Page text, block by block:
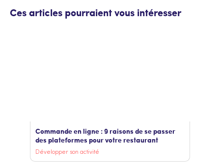
Ces articles pourraient vous intéresser
Commande en ligne : 9 raisons de se passer
des plateformes pour votre restaurant
Développer son activité